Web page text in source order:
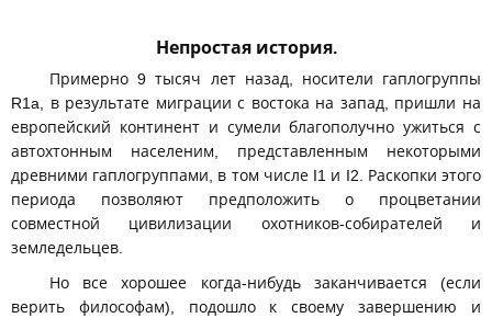
Непростая история.
Примерно 9 тысяч лет назад, носители гаплогруппы
R1a, в результате миграции с востока на запад, пришли на
европейский континент и сумели благополучно ужиться с
автохтонным населеним, представленным некоторыми
древними гаплогруппами, в том числе I1 и I2. Раскопки этого
периода позволяют предположить о процветании
совместной цивилизации охотников-собирателей и
земледельцев.
Но все хорошее когда-нибудь заканчивается (если
верить философам), подошло к своему завершению и